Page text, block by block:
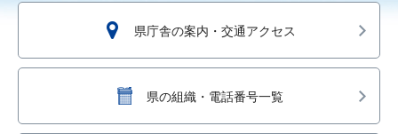
県庁舎の案内・交通アクセス
県の組織・電話番号一覧